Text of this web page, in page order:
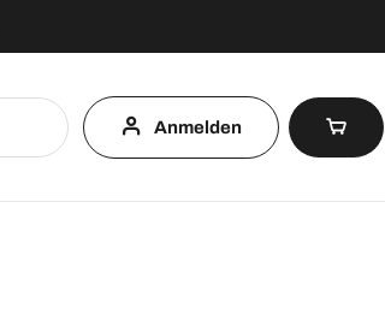
Anmelden